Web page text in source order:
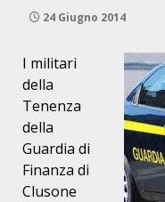
24 Giugno 2014
I militari
della
Tenenza
della
Guardia di
Finanza di
Clusone